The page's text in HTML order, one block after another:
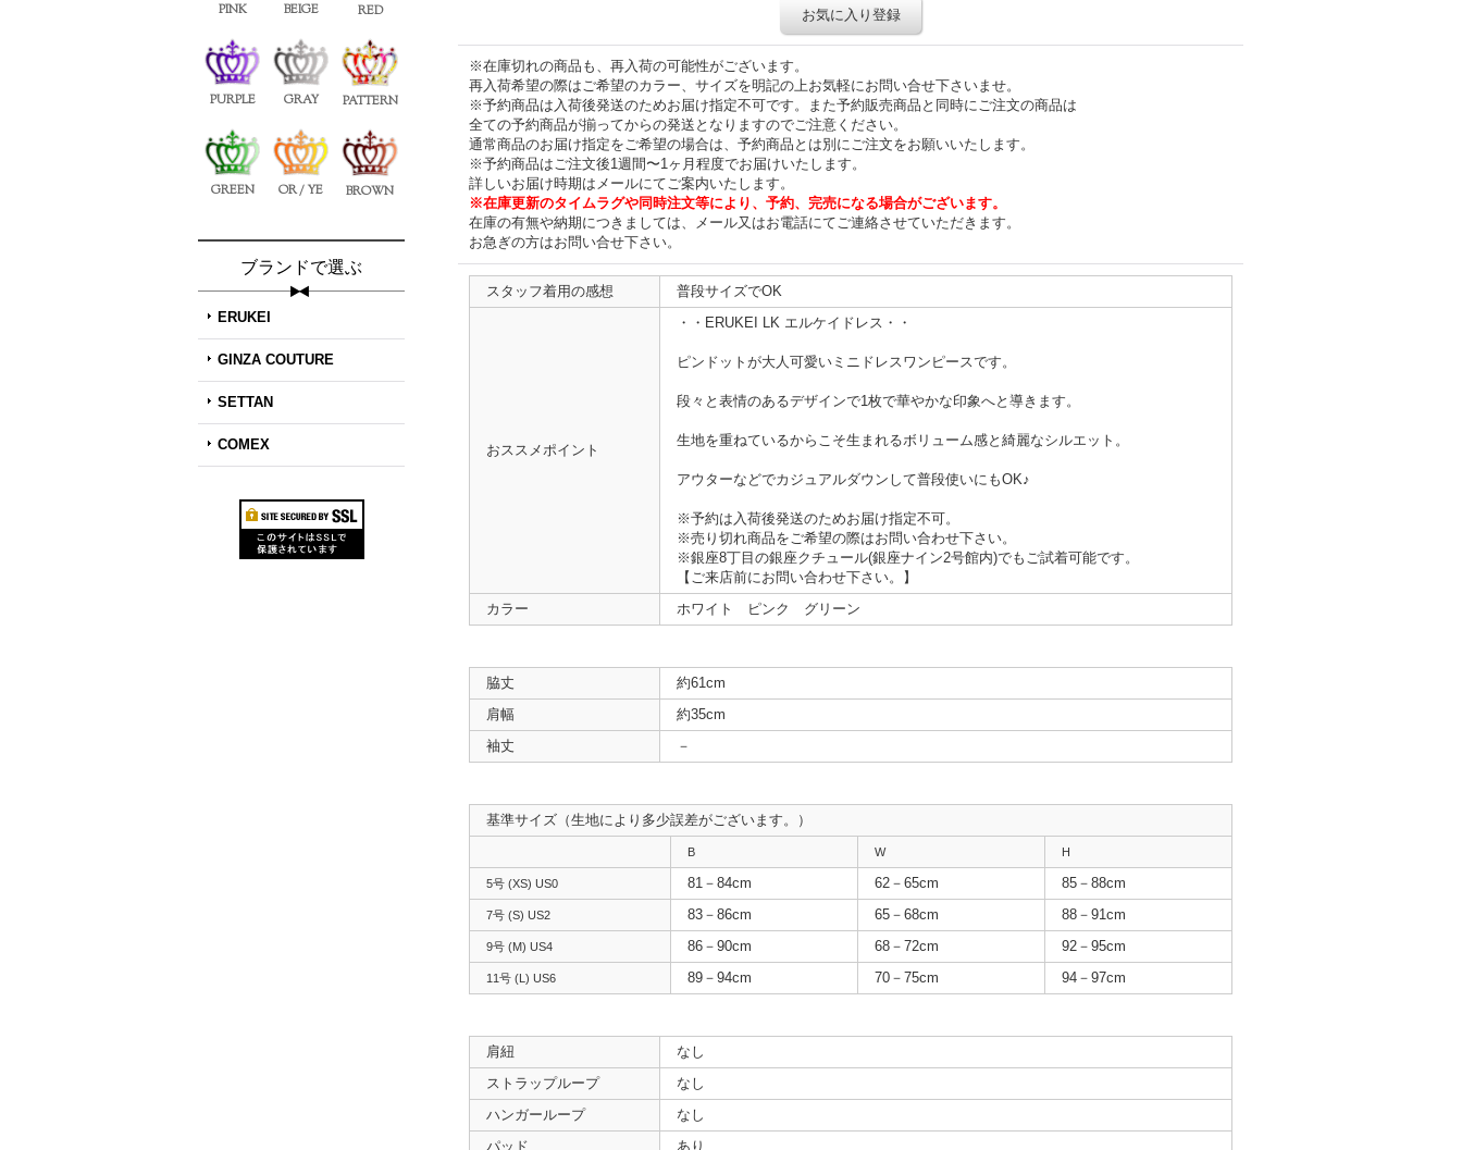
PINK BEIGE RED
PURPLE GRAY PATTERN
GREEN OR / YE BROWN
ブランドで選ぶ
ERUKEI
GINZA COUTURE
SETTAN
COMEX
お気に入り登録
※在庫切れの商品も、再入荷の可能性がございます。
再入荷希望の際はご希望のカラー、サイズを明記の上お気軽にお問い合せ下さいませ。
※予約商品は入荷後発送のためお届け指定不可です。また予約販売商品と同時にご注文の商品は
全ての予約商品が揃ってからの発送となりますのでご注意ください。
通常商品のお届け指定をご希望の場合は、予約商品とは別にご注文をお願いいたします。
※予約商品はご注文後1週間〜1ヶ月程度でお届けいたします。
詳しいお届け時期はメールにてご案内いたします。
※在庫更新のタイムラグや同時注文等により、予約、完売になる場合がございます。
在庫の有無や納期につきましては、メール又はお電話にてご連絡させていただきます。
お急ぎの方はお問い合せ下さい。
スタッフ着用の感想 普段サイズでOK
おススメポイント
・・ERUKEI LK エルケイドレス・・
ピンドットが大人可愛いミニドレスワンピースです。
段々と表情のあるデザインで1枚で華やかな印象へと導きます。
生地を重ねているからこそ生まれるボリューム感と綺麗なシルエット。
アウターなどでカジュアルダウンして普段使いにもOK♪
※予約は入荷後発送のためお届け指定不可。
※売り切れ商品をご希望の際はお問い合わせ下さい。
※銀座8丁目の銀座クチュール(銀座ナイン2号館内)でもご試着可能です。
【ご来店前にお問い合わせ下さい。】
カラー
ホワイト ピンク グリーン
脇丈
約61cm
肩幅
約35cm
袖丈
－
基準サイズ（生地により多少誤差がございます。）
B W H
5号 (XS) US0 81－84cm 62－65cm 85－88cm
7号 (S) US2 83－86cm 65－68cm 88－91cm
9号 (M) US4 86－90cm 68－72cm 92－95cm
11号 (L) US6 89－94cm 70－75cm 94－97cm
肩紐
なし
ストラップループ
なし
ハンガーループ
なし
パッド
あり